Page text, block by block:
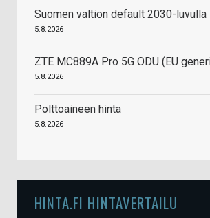
Suomen valtion default 2030-luvulla
5.8.2026
ZTE MC889A Pro 5G ODU (EU
5.8.2026
Polttoaineen hinta
5.8.2026
HINTA.FI HINTAVERTAILU